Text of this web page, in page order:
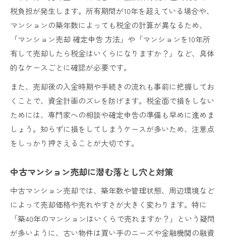
税負担が発生します。所有期間が10年を超えている場合や、
マンションの築年数によっても税金の計算が異なるため、
「マンション売却 確定申告 方法」や「マンションを10年所
有して売却したら税金はいくらになりますか？」など、具体
的なケースごとに確認が必要です。
また、売却後の入金時期や手続きの流れも事前に把握してお
くことで、資金計画のズレを防げます。税金面で損をしない
ためには、専門家への相談や確定申告の準備も早めに進めま
しょう。知らずに損をしてしまうケースが多いため、注意点
をしっかり押さえることが大切です。
中古マンション売却に潜む落とし穴と対策
中古マンション売却では、築年数や管理状態、周辺環境など
によって売却価格や売れやすさが大きく変わります。特に
「築40年のマンションはいくらで売れますか？」という疑問
が多いように、古い物件は買い手のニーズや金融機関の融資